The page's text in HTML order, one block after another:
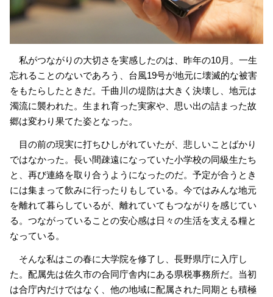
私がつながりの大切さを実感したのは、昨年の10月。一生
忘れることのないであろう、台風19号が地元に壊滅的な被害
をもたらしたときだ。千曲川の堤防は大きく決壊し、地元は
濁流に襲われた。生まれ育った実家や、思い出の詰まった故
郷は変わり果てた姿となった。
目の前の現実に打ちひしがれていたが、悲しいことばかり
ではなかった。長い間疎遠になっていた小学校の同級生たち
と、再び連絡を取り合うようになったのだ。予定が合うとき
には集まって飲みに行ったりもしている。今ではみんな地元
を離れて暮らしているが、離れていてもつながりを感じてい
る。つながっていることの安心感は日々の生活を支える糧と
なっている。
そんな私はこの春に大学院を修了し、長野県庁に入庁し
た。配属先は佐久市の合同庁舎内にある県税事務所だ。当初
は合庁内だけではなく、他の地域に配属された同期とも積極